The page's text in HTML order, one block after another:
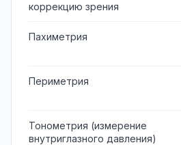
коррекцию зрения
Пахиметрия
Периметрия
Тонометрия (измерение
внутриглазного давления)